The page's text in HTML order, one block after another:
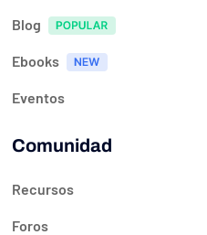
Blog
Ebooks
Eventos
Comunidad
Recursos
Foros